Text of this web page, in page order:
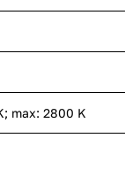
max: 2800 K